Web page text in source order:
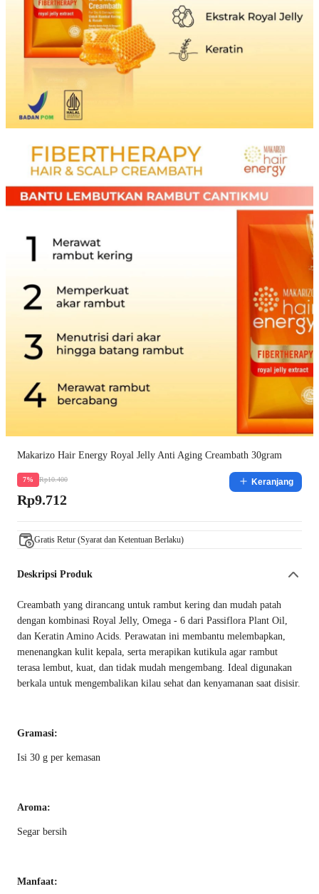
Makarizo Hair Energy Royal Jelly Anti Aging Creambath 30gram
7% Rp10.400
Rp9.712
Keranjang
Gratis Retur (Syarat dan Ketentuan Berlaku)
Deskripsi Produk
Creambath yang dirancang untuk rambut kering dan mudah patah
dengan kombinasi Royal Jelly, Omega - 6 dari Passiflora Plant Oil,
dan Keratin Amino Acids. Perawatan ini membantu melembapkan,
menenangkan kulit kepala, serta merapikan kutikula agar rambut
terasa lembut, kuat, dan tidak mudah mengembang. Ideal digunakan
berkala untuk mengembalikan kilau sehat dan kenyamanan saat disisir.
Gramasi:
Isi 30 g per kemasan
Aroma:
Segar bersih
Manfaat: